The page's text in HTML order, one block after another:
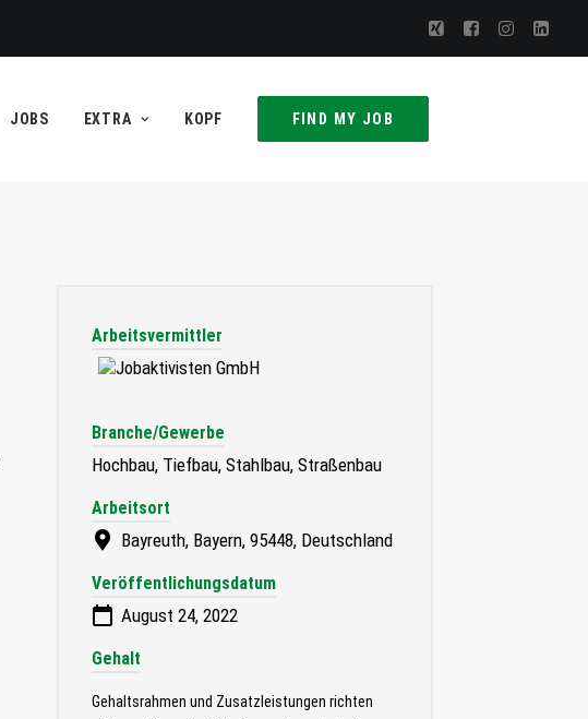
JOBS EXTRA KOPF FIND MY JOB
Arbeitsvermittler
Branche/Gewerbe
Hochbau, Tiefbau, Stahlbau, Straßenbau
Arbeitsort
Bayreuth, Bayern, 95448, Deutschland
Veröffentlichungsdatum
August 24, 2022
Gehalt
Gehaltsrahmen und Zusatzleistungen richten